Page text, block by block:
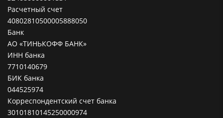
Расчетный счет
40802810500005888050
Банк
АО «ТИНЬКОФФ БАНК»
ИНН банка
7710140679
БИК банка
044525974
Корреспондентский счет банка
30101810145250000974